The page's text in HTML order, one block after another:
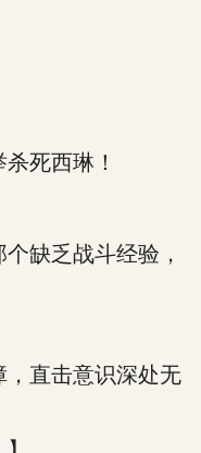
死西琳！
缺乏战斗经验，
，直击意识深处无